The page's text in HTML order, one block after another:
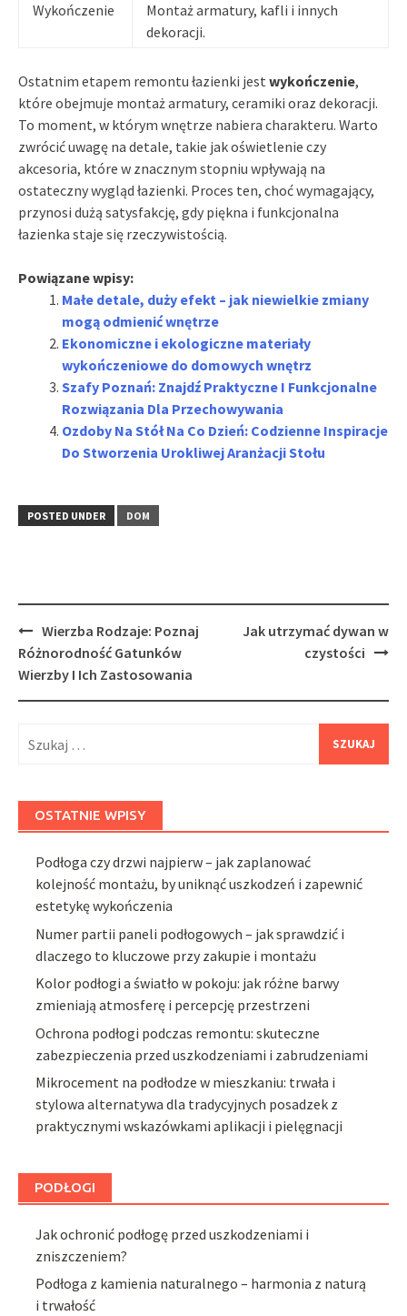
Wykończenie
Montaż armatury, kafli i innych
dekoracji.
Ostatnim etapem remontu łazienki jest wykończenie,
które obejmuje montaż armatury, ceramiki oraz dekoracji.
To moment, w którym wnętrze nabiera charakteru. Warto
zwrócić uwagę na detale, takie jak oświetlenie czy
akcesoria, które w znacznym stopniu wpływają na
ostateczny wygląd łazienki. Proces ten, choć wymagający,
przynosi dużą satysfakcję, gdy piękna i funkcjonalna
łazienka staje się rzeczywistością.
Powiązane wpisy:
Małe detale, duży efekt – jak niewielkie zmiany
mogą odmienić wnętrze
Ekonomiczne i ekologiczne materiały
wykończeniowe do domowych wnętrz
Szafy Poznań: Znajdź Praktyczne I Funkcjonalne
Rozwiązania Dla Przechowywania
Ozdoby Na Stół Na Co Dzień: Codzienne Inspiracje
Do Stworzenia Urokliwej Aranżacji Stołu
POSTED UNDER DOM
Post
navigation
Wierzba Rodzaje: Poznaj
Różnorodność Gatunków
Wierzby I Ich Zastosowania
Jak utrzymać dywan w
czystości
OSTATNIE WPISY
Podłoga czy drzwi najpierw – jak zaplanować
kolejność montażu, by uniknąć uszkodzeń i zapewnić
estetykę wykończenia
Numer partii paneli podłogowych – jak sprawdzić i
dlaczego to kluczowe przy zakupie i montażu
Kolor podłogi a światło w pokoju: jak różne barwy
zmieniają atmosferę i percepcję przestrzeni
Ochrona podłogi podczas remontu: skuteczne
zabezpieczenia przed uszkodzeniami i zabrudzeniami
Mikrocement na podłodze w mieszkaniu: trwała i
stylowa alternatywa dla tradycyjnych posadzek z
praktycznymi wskazówkami aplikacji i pielęgnacji
PODŁOGI
Jak ochronić podłogę przed uszkodzeniami i
zniszczeniem?
Podłoga z kamienia naturalnego – harmonia z naturą
i trwałość